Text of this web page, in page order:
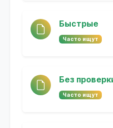
Быстрые
Часто ищут
Без
Часто ищут